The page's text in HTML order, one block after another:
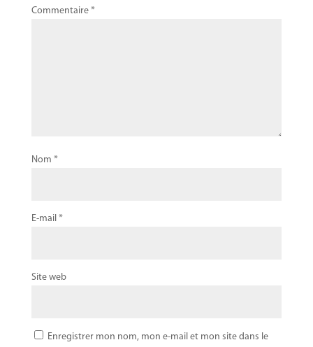
Commentaire *
Nom *
E-mail *
Site web
Enregistrer mon nom, mon e-mail et mon site dans le